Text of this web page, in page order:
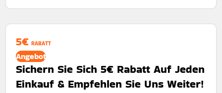
5€ RABATT
Angebot
Sichern Sie Sich 5€ Rabatt Auf Jeden
Einkauf & Empfehlen Sie Uns Weiter!